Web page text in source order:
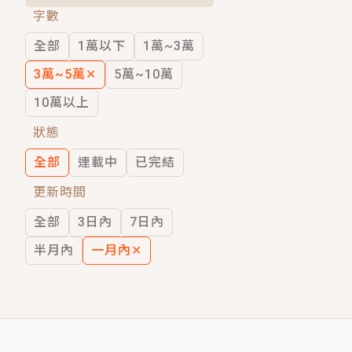
穿越｜《穿越遠古後成了野人娘子》你
字數
全部
1萬以下
1萬~3萬
3萬~5萬 ✕
5萬~10萬
10萬以上
狀態
全部
連載中
已完結
更新時間
全部
3日內
7日內
半月內
一月內 ✕